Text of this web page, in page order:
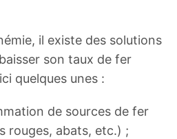
il existe des solutions
son taux de fer
quelques unes :
de sources de fer
rouges, abats, etc.) ;